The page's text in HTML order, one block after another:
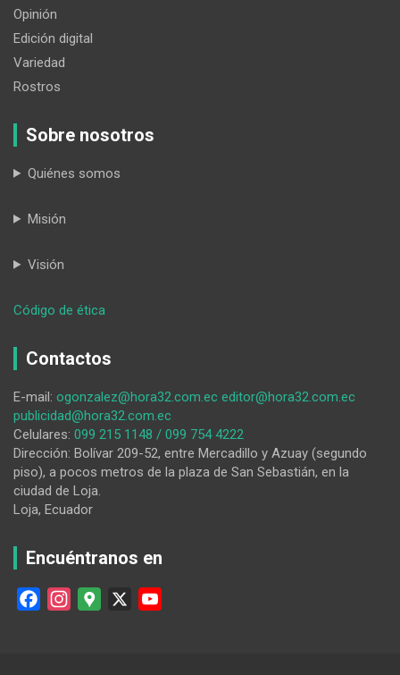
Opinión
Edición digital
Variedad
Rostros
Sobre nosotros
Quiénes somos
Misión
Visión
Código de ética
lojanas
preparan
para
movilizarse
este
1
Contactos
E-mail: ogonzalez@hora32.com.ec editor@hora32.com.ec
publicidad@hora32.com.ec
Celulares: 099 215 1148 / 099 754 4222
Dirección: Bolívar 209-52, entre Mercadillo y Azuay (segundo
piso), a pocos metros de la plaza de San Sebastián, en la
ciudad de Loja.
Loja, Ecuador
Encuéntranos en